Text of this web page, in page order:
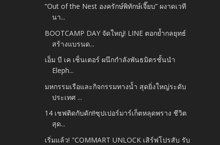
“Out of the Nest องครักษ์พิทักษ์เจี๊ยบ” ผงาดเวที
นา...
BOOTCAMP DAY จัดใหญ่! LINE ตอกย้ำกลยุทธ์
สร้างแบรนด...
เอ็ม บี เค เซ็นเตอร์ ผนึกกำลังพันธมิตรชั้นนำ
Eleph...
มหกรรมเรือและกิจกรรมทางน้ำ สุดยิ่งใหญ่ระดับ
ประเทศ ...
14 เชฟติดกับดัก!!ซุปเปอร์มาร์เก็ตหลุดพราง ชีวิต
สุด...
เริ่มแล้ว! "COMMART UNLOCK เสิร์ฟโปรสับ รับ